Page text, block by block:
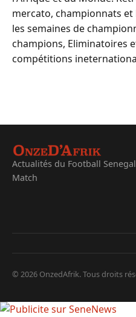
mercato, championnats et
les semaines de
champions, Eliminatoires
compétitions
Actualités du Football
Match
© 2026 OnzedAfrik. Tous droits